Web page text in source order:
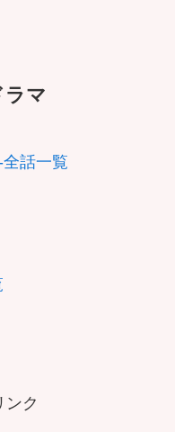
マ
話一覧
ンク